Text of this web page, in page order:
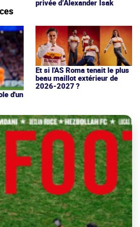
privée d’Alexander Isak
d'un
Et si l'AS Roma tenait le plus
beau maillot extérieur de
2026-2027 ?